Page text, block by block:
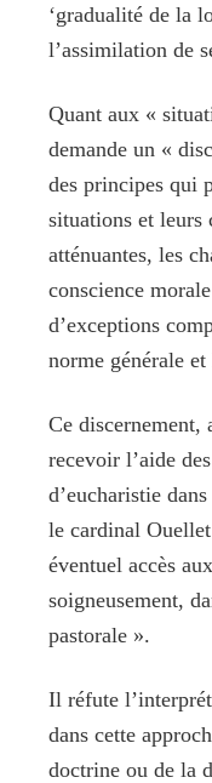
‘gradualité de la
l’assimilation de
Quant aux «
demande un «
des principes qui
situations et leurs
atténuantes, les
conscience
d’exceptions
norme générale
Ce discernement,
recevoir l’aide
d’eucharistie
le cardinal
éventuel accès
soigneusement,
pastorale ».
Il réfute
dans cette
doctrine ou de la